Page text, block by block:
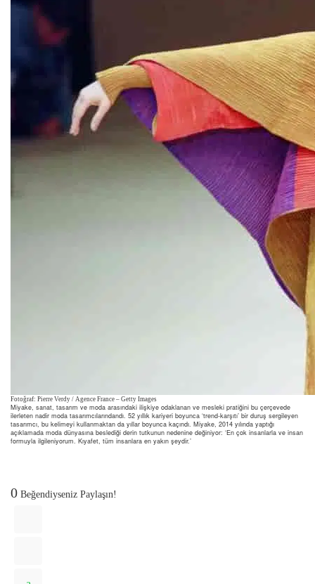
Fotoğraf: Pierre Verdy / Agence France – Getty Images
Miyake, sanat, tasarım ve moda arasındaki ilişkiye odaklanan ve mesleki pratiğini bu çerçevede
ilerleten nadir moda tasarımcılarındandı. 52 yıllık kariyeri boyunca ‘trend-karşıtı’ bir duruş sergileyen
tasarımcı, bu kelimeyi kullanmaktan da yıllar boyunca kaçındı. Miyake, 2014 yılında yaptığı
açıklamada moda dünyasına beslediği derin tutkunun nedenine değiniyor: ‘En çok insanlarla ve insan
formuyla ilgileniyorum. Kıyafet, tüm insanlara en yakın şeydir.’
0 Beğendiyseniz Paylaşın!